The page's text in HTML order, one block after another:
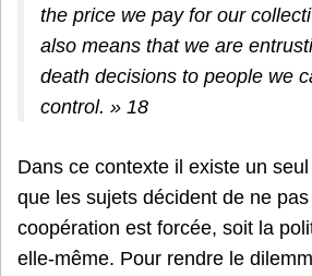
the price we pay for our
also means that we are
death decisions to people we
control. » 18
Dans ce contexte il existe un
que les sujets décident de ne
coopération est forcée, soit la
elle-même. Pour rendre le